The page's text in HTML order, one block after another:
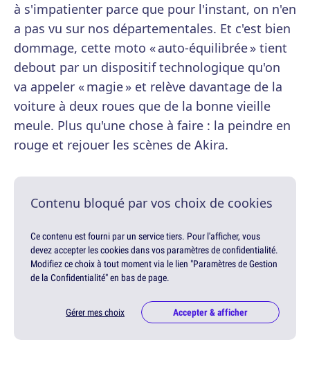
à s'impatienter parce que pour l'instant, on n'en
a pas vu sur nos départementales. Et c'est bien
dommage, cette moto « auto-équilibrée » tient
debout par un dispositif technologique qu'on
va appeler « magie » et relève davantage de la
voiture à deux roues que de la bonne vieille
meule. Plus qu'une chose à faire : la peindre en
rouge et rejouer les scènes de Akira.
Contenu bloqué par vos choix de cookies
Ce contenu est fourni par un service tiers. Pour l'afficher, vous
devez accepter les cookies dans vos paramètres de confidentialité.
Modifiez ce choix à tout moment via le lien "Paramètres de Gestion
de la Confidentialité" en bas de page.
Gérer mes choix Accepter & afficher